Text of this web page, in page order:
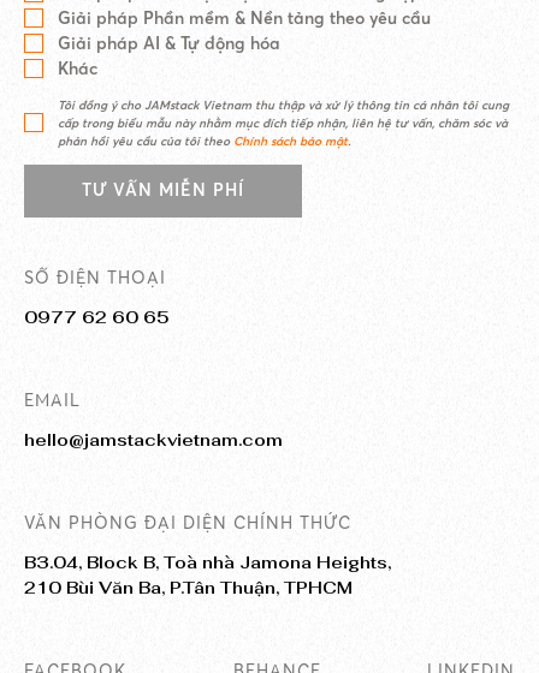
Giải pháp Phần mềm & Nền tảng theo yêu cầu
Giải pháp AI & Tự động hóa
Khác
Tôi đồng ý cho JAMstack Vietnam thu thập và xử lý thông tin cá nhân tôi cung
cấp trong biểu mẫu này nhằm mục đích tiếp nhận, liên hệ tư vấn, chăm sóc và
phản hồi yêu cầu của tôi theo Chính sách bảo mật.
TƯ VẤN MIỄN PHÍ
SỐ ĐIỆN THOẠI
0977 62 60 65
EMAIL
hello@jamstackvietnam.com
VĂN PHÒNG ĐẠI DIỆN CHÍNH THỨC
B3.04, Block B, Toà nhà Jamona Heights,
210 Bùi Văn Ba, P.Tân Thuận, TPHCM